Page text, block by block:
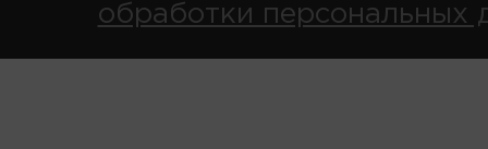
обработки персональных